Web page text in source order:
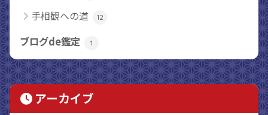
手相観への道 12
ブログde鑑定 1
アーカイブ